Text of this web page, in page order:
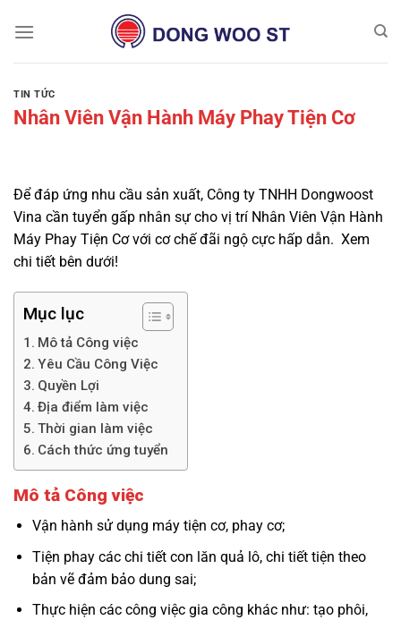
đến
TIN TỨC
Nhân Viên Vận Hành Máy Phay Tiện Cơ
Để đáp ứng nhu cầu sản xuất, Công ty TNHH Dongwoost
Vina cần tuyển gấp nhân sự cho vị trí Nhân Viên Vận Hành
Máy Phay Tiện Cơ với cơ chế đãi ngộ cực hấp dẫn. Xem
chi tiết bên dưới!
Mục lục
Mô tả Công việc
Yêu Cầu Công Việc
Quyền Lợi
Địa điểm làm việc
Thời gian làm việc
Cách thức ứng tuyển
Mô tả Công việc
Vận hành sử dụng máy tiện cơ, phay cơ;
Tiện phay các chi tiết con lăn quả lô, chi tiết tiện theo
bản vẽ đảm bảo dung sai;
Thực hiện các công việc gia công khác như: tạo phôi,